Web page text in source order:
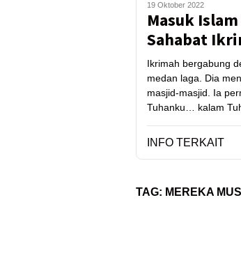
19 Oktober 2022
Masuk
Sahabat
Ikrimah bergabung
medan laga. Dia
masjid-masjid. Ia
Tuhanku… kalam
INFO TERKAIT
TAG: MEREKA